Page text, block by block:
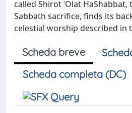
called Shirot ʿOlat
Sabbath sacrifice, finds its
celestial worship described in
Scheda breve
Scheda completa (DC)